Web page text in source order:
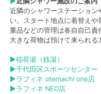
近隣のシャワーステーション
い。スタート地点に着替え
重品などの管理は各自自己責
大きな荷物は預けて来られる
▶稲荷湯（銭湯）
▶千代田区スポーツセンター
▶ラフィネ otemachi one店
▶ラフィネ NEO店